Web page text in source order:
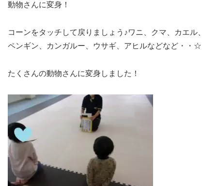
動物さんに変身！
コーンをタッチして戻りましょう♪ワニ、クマ、カエル、
ペンギン、カンガルー、ウサギ、アヒルなどなど・・☆
たくさんの動物さんに変身しました！